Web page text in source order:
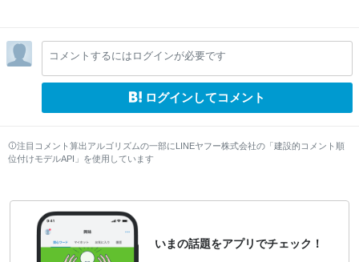
コメントするにはログインが必要です
ログインしてコメント
注目コメント算出アルゴリズムの一部にLINEヤフー株式会社の「建設的コメント順
位付けモデルAPI」を使用しています
いまの話題をアプリでチェック！